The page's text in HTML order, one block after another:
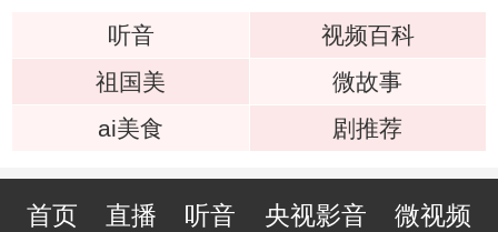
听音
视频百科
祖国美
微故事
ai美食
剧推荐
首页 直播 听音 央视影音 微视频